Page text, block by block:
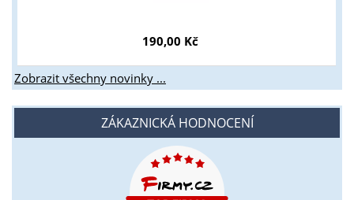
190,00 Kč
Zobrazit všechny novinky ...
ZÁKAZNICKÁ HODNOCENÍ